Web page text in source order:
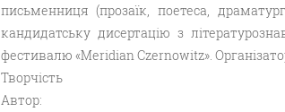
письменниця (прозаїк, поетеса,
кандидатську дисертацію з
фестивалю «Meridian Czernowitz».
Творчість
Автор: